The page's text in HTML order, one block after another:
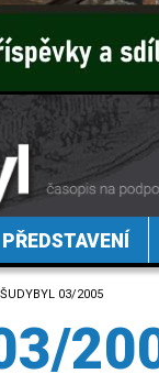
PŘEDSTAVENÍ
03/2005